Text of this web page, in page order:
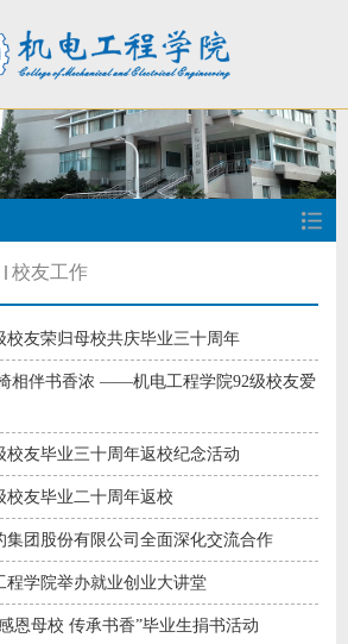
校友工作
校友荣归母校共庆毕业三十周年
相伴书香浓 ——机电工程学院92级校友爱
校友毕业三十周年返校纪念活动
校友毕业二十周年返校
集团股份有限公司全面深化交流合作
程学院举办就业创业大讲堂
恩母校 传承书香”毕业生捐书活动